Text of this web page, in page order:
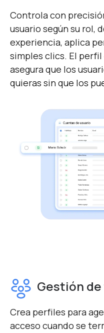
Controla con
usuario según su rol,
experiencia, aplica
simples clics. El
asegura que los
quieras sin que los
Gestión
Crea perfiles para
acceso cuando se